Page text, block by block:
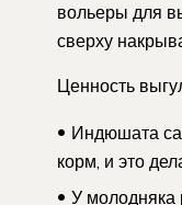
вольеры для
сверху
Ценность
Индюшата
корм, и это
У молодняка